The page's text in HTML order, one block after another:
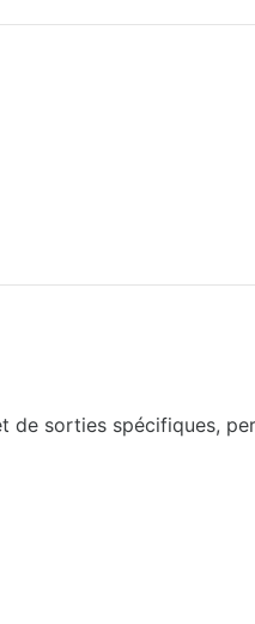
de sorties spécifiques,